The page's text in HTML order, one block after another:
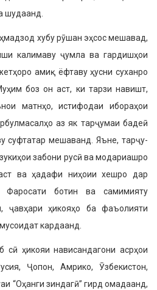
шудаанд.
хубу рӯшан эҳсос мешавад,
калимаву ҷумла ва гар­дишҳои
амиқ ёфтаву ҳусни суханро
боз он аст, ки тарзи навишт,
матнҳо, истифодаи ибораҳои
аз як тарҷумаи бадеӣ
суфтатар мешаванд. Яъне, тарҷу­
забони русӣ ва модариашро
ва ҳадафи ниҳоии хешро дар
Фаросати ботин ва самимияту
ҷавҳари ҳикояҳо ба фаъолияти
кардаанд.
ҳикояи нависандагони асрҳои
Ҷопон, Амрико, Ӯзбе­кистон,
“Оҳанги зиндагӣ” гирд омадаанд,